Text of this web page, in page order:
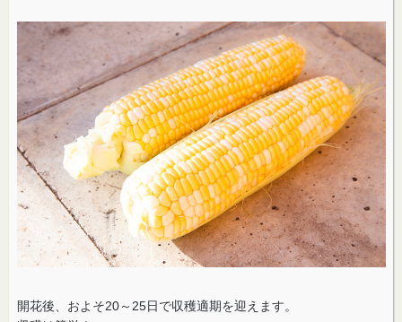
開花後、およそ20～25日で収穫適期を迎えます。